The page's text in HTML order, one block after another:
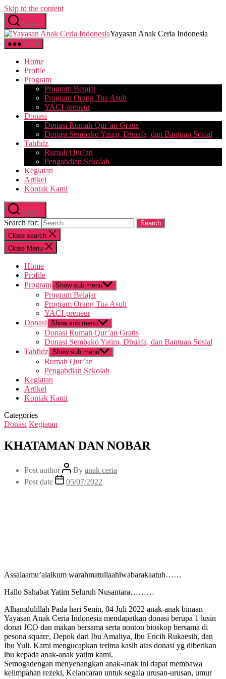
Skip to the content
Search
Yayasan Anak Ceria Indonesia
Menu
Home
Profile
Program
Program Belajar
Program Orang Tua Asuh
YACI-preneur
Donasi
Donasi Rumah Qur’an Gratis
Donasi Sembako Yatim, Dhuafa, dan Bantuan Sosial
Tahfidz
Rumah Qur’an
Pengabdian Sekolah
Kegiatan
Artikel
Kontak Kami
Search
Search for:
Close search
Close Menu
Home
Profile
Program Show sub menu
Program Belajar
Program Orang Tua Asuh
YACI-preneur
Donasi Show sub menu
Donasi Rumah Qur’an Gratis
Donasi Sembako Yatim, Dhuafa, dan Bantuan Sosial
Tahfidz Show sub menu
Rumah Qur’an
Pengabdian Sekolah
Kegiatan
Artikel
Kontak Kami
Categories
Donasi Kegiatan
KHATAMAN DAN NOBAR
Post author By anak ceria
Post date
05/07/2022
Assalaamu’alaikum warahmatullaahiwabarakaatuh……
Hallo Sahabat Yatim Seluruh Nusantara………
Alhamdulillah Pada hari Senin, 04 Juli 2022 anak-anak binaan
Yayasan Anak Ceria Indonesia mendapatkan donasi berupa 1 lusin
donat JCO dan makan bersama serta nonton bioskop bersama di
pesona square, Depok dari Ibu Amaliya, Ibu Encih Rukaesih, dan
Ibu Yuli. Kami mengucapkan terima kasih atas donasi yg diberikan
ibu kepada anak-anak yatim kami.
Semogadengan menyenangkan anak-anak ini dapat membawa
kelimpahan rezeki, Kelancaran untuk segala urusan-urusan, umur